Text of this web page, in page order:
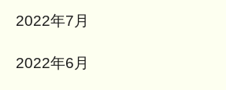
2022年7月
2022年6月